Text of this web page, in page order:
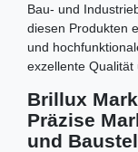
Bau- und
diesen Produkten
und
exzellente Qualität
Brillux
Präzise
und